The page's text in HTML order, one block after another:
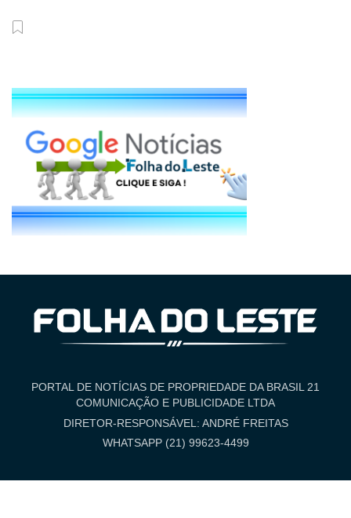
PORTAL DE NOTÍCIAS DE PROPRIEDADE DA BRASIL 21
COMUNICAÇÃO E PUBLICIDADE LTDA
DIRETOR-RESPONSÁVEL: ANDRÉ FREITAS
WHATSAPP (21) 99623-4499